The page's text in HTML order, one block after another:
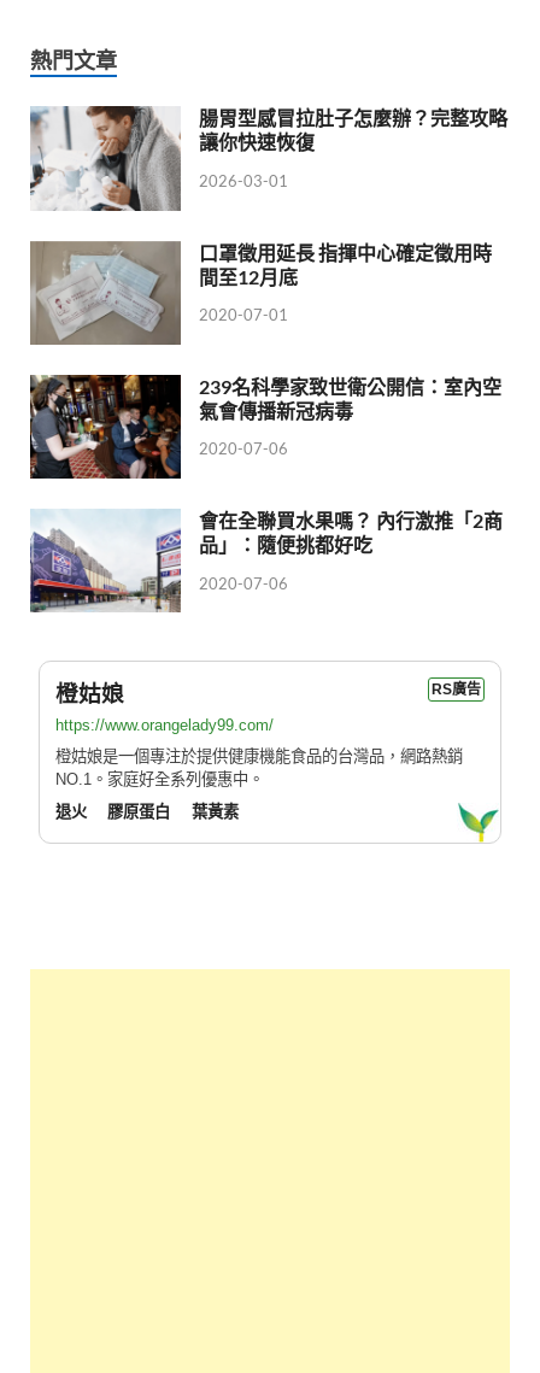
熱門文章
腸胃型感冒拉肚子怎麼辦？完整攻略
讓你快速恢復
2026-03-01
口罩徵用延長 指揮中心確定徵用時
間至12月底
2020-07-01
239名科學家致世衛公開信：室內空
氣會傳播新冠病毒
2020-07-06
會在全聯買水果嗎？ 內行激推「2商
品」：隨便挑都好吃
2020-07-06
橙姑娘 RS廣告
https://www.orangelady99.com/
橙姑娘是一個專注於提供健康機能食品的台灣品，網路熱銷
NO.1。家庭好全系列優惠中。
退火
膠原蛋白 葉黃素